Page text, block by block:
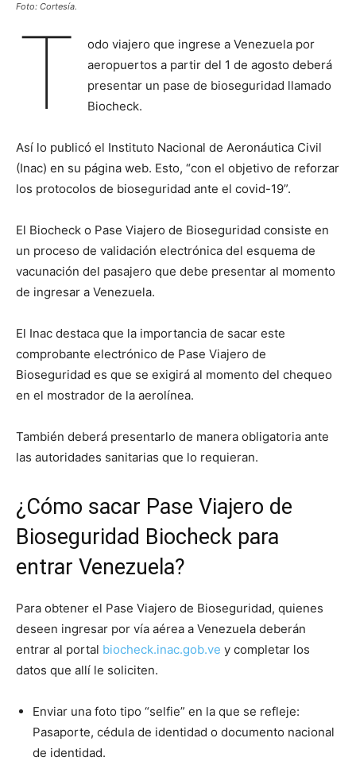
Foto: Cortesía.
T
odo viajero que ingrese a Venezuela por
aeropuertos a partir del 1 de agosto deberá
presentar un pase de bioseguridad llamado
Biocheck.
Así lo publicó el Instituto Nacional de Aeronáutica Civil
(Inac) en su página web. Esto, “con el objetivo de reforzar
los protocolos de bioseguridad ante el covid-19”.
El Biocheck o Pase Viajero de Bioseguridad consiste en
un proceso de validación electrónica del esquema de
vacunación del pasajero que debe presentar al momento
de ingresar a Venezuela.
El Inac destaca que la importancia de sacar este
comprobante electrónico de Pase Viajero de
Bioseguridad es que se exigirá al momento del chequeo
en el mostrador de la aerolínea.
También deberá presentarlo de manera obligatoria ante
las autoridades sanitarias que lo requieran.
¿Cómo sacar Pase Viajero de
Bioseguridad Biocheck para
entrar Venezuela?
Para obtener el Pase Viajero de Bioseguridad, quienes
deseen ingresar por vía aérea a Venezuela deberán
entrar al portal biocheck.inac.gob.ve y completar los
datos que allí le soliciten.
Enviar una foto tipo “selfie” en la que se refleje:
Pasaporte, cédula de identidad o documento nacional
de identidad.